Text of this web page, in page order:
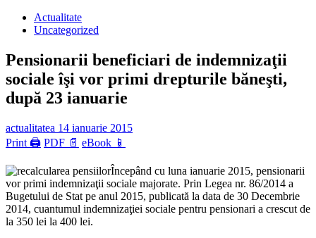
Actualitate
Uncategorized
Pensionarii beneficiari de indemnizaţii
sociale îşi vor primi drepturile băneşti,
după 23 ianuarie
actualitatea 14 ianuarie 2015
Print 🖨 PDF 📄 eBook 📱
Începând cu luna ianuarie 2015, pensionarii
vor primi indemnizaţii sociale majorate. Prin Legea nr. 86/2014 a
Bugetului de Stat pe anul 2015, publicată la data de 30 Decembrie
2014, cuantumul indemnizaţiei sociale pentru pensionari a crescut de
la 350 lei la 400 lei.